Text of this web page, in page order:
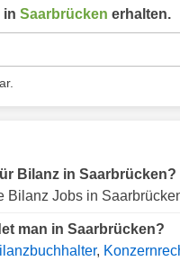
in Saarbrücken erhalten.
Bilanz in Saarbrücken?
Bilanz Jobs in
man in Saarbrücken?
,